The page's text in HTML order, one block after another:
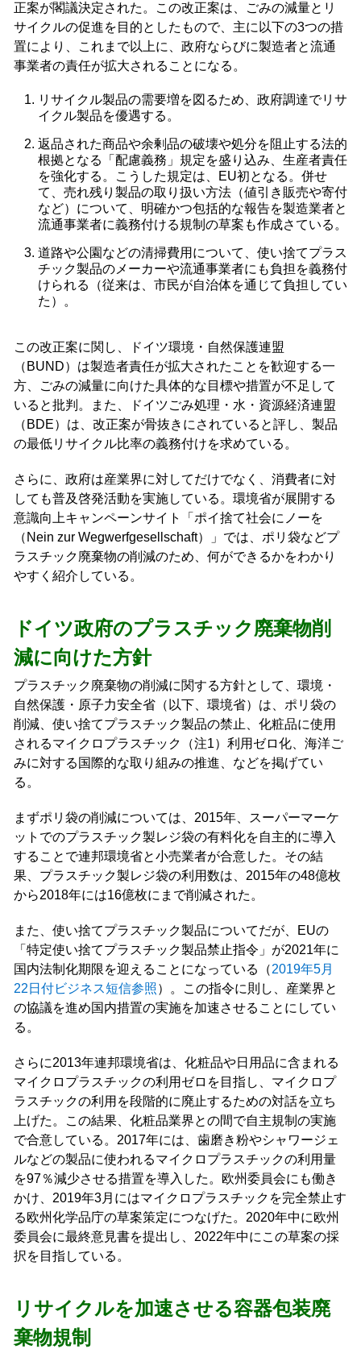
正案が閣議決定された。この改正案は、ごみの減量とリ
サイクルの促進を目的としたもので、主に以下の3つの措
置により、これまで以上に、政府ならびに製造者と流通
事業者の責任が拡大されることになる。
リサイクル製品の需要増を図るため、政府調達でリサ
イクル製品を優遇する。
返品された商品や余剰品の破壊や処分を阻止する法的
根拠となる「配慮義務」規定を盛り込み、生産者責任
を強化する。こうした規定は、EU初となる。併せ
て、売れ残り製品の取り扱い方法（値引き販売や寄付
など）について、明確かつ包括的な報告を製造業者と
流通事業者に義務付ける規制の草案も作成さている。
道路や公園などの清掃費用について、使い捨てプラス
チック製品のメーカーや流通事業者にも負担を義務付
けられる（従来は、市民が自治体を通じて負担してい
た）。
この改正案に関し、ドイツ環境・自然保護連盟
（BUND）は製造者責任が拡大されたことを歓迎する一
方、ごみの減量に向けた具体的な目標や措置が不足して
いると批判。また、ドイツごみ処理・水・資源経済連盟
（BDE）は、改正案が骨抜きにされていると評し、製品
の最低リサイクル比率の義務付けを求めている。
さらに、政府は産業界に対してだけでなく、消費者に対
しても普及啓発活動を実施している。環境省が展開する
意識向上キャンペーンサイト「ポイ捨て社会にノーを
（Nein zur Wegwerfgesellschaft）」では、ポリ袋などプ
ラスチック廃棄物の削減のため、何ができるかをわかり
やすく紹介している。
ドイツ政府のプラスチック廃棄物削
減に向けた方針
プラスチック廃棄物の削減に関する方針として、環境・
自然保護・原子力安全省（以下、環境省）は、ポリ袋の
削減、使い捨てプラスチック製品の禁止、化粧品に使用
されるマイクロプラスチック（注1）利用ゼロ化、海洋ご
みに対する国際的な取り組みの推進、などを掲げてい
る。
まずポリ袋の削減については、2015年、スーパーマーケ
ットでのプラスチック製レジ袋の有料化を自主的に導入
することで連邦環境省と小売業者が合意した。その結
果、プラスチック製レジ袋の利用数は、2015年の48億枚
から2018年には16億枚にまで削減された。
また、使い捨てプラスチック製品についてだが、EUの
「特定使い捨てプラスチック製品禁止指令」が2021年に
国内法制化期限を迎えることになっている（2019年5月
22日付ビジネス短信参照）。この指令に則し、産業界と
の協議を進め国内措置の実施を加速させることにしてい
る。
さらに2013年連邦環境省は、化粧品や日用品に含まれる
マイクロプラスチックの利用ゼロを目指し、マイクロプ
ラスチックの利用を段階的に廃止するための対話を立ち
上げた。この結果、化粧品業界との間で自主規制の実施
で合意している。2017年には、歯磨き粉やシャワージェ
ルなどの製品に使われるマイクロプラスチックの利用量
を97％減少させる措置を導入した。欧州委員会にも働き
かけ、2019年3月にはマイクロプラスチックを完全禁止す
る欧州化学品庁の草案策定につなげた。2020年中に欧州
委員会に最終意見書を提出し、2022年中にこの草案の採
択を目指している。
リサイクルを加速させる容器包装廃
棄物規制